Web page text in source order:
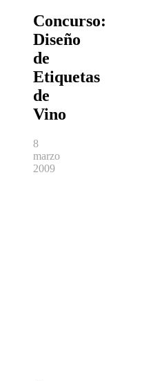
Concurso:
Diseño
de
Etiquetas
de
Vino
8
marzo
2009